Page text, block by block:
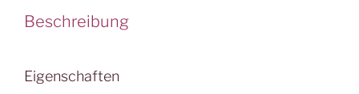
Menge
Beschreibung
Eigenschaften